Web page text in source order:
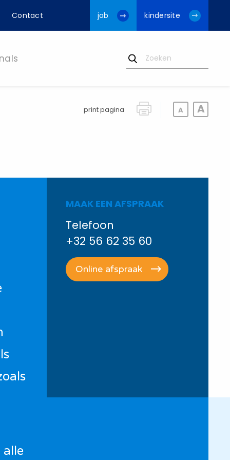
Contact job kindersite
print pagina
alle
MAAK EEN AFSPRAAK
Telefoon
+32 56 62 35 60
Online afspraak